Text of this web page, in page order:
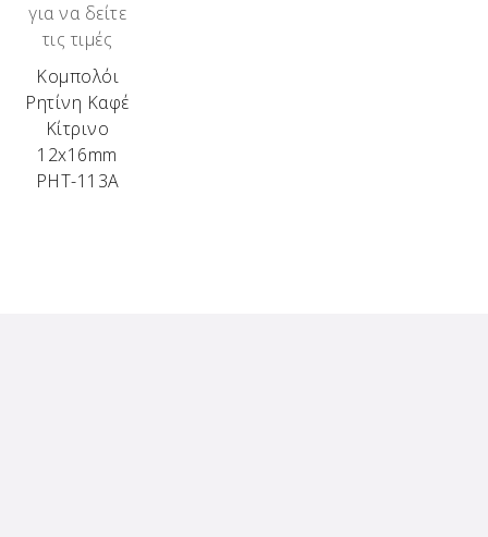
για να δείτε
τις τιμές
Κομπολόι
Ρητίνη Καφέ
Κίτρινο
12x16mm
ΡΗΤ-113Α